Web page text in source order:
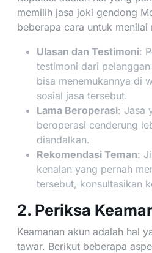
memilih jasa joki gendong
beberapa cara untuk menilai
Ulasan dan Testimoni:
testimoni dari
bisa menemukannya di
sosial jasa tersebut.
Lama Beroperasi: Jasa
beroperasi cenderung
diandalkan.
Rekomendasi Teman:
kenalan yang pernah
tersebut, konsultasikan
2. Periksa
Keamanan akun adalah hal
tawar. Berikut beberapa